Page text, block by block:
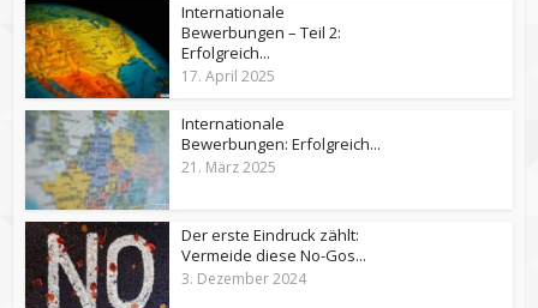
Internationale
Bewerbungen – Teil 2:
Erfolgreich...
17. April 2025
Internationale
Bewerbungen: Erfolgreich...
21. März 2025
Der erste Eindruck zählt:
Vermeide diese No-Gos...
3. Dezember 2024